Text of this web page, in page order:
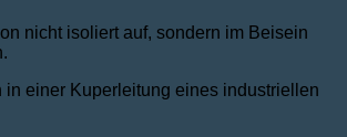
nicht isoliert auf, sondern im Beisein